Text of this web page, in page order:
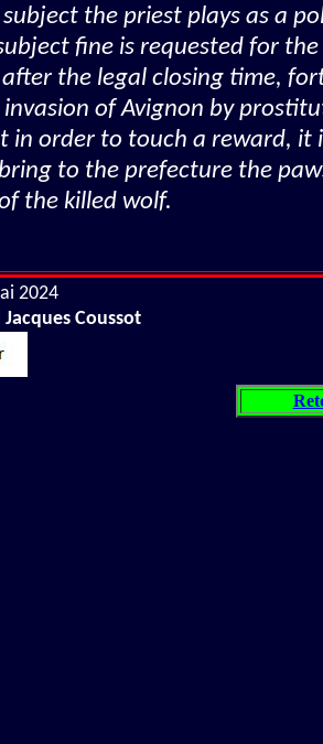
the priest plays as a
fine is requested for the
the legal closing time,
of Avignon by
in order to touch a reward, it
to the prefecture the
the killed wolf.
2024
Coussot